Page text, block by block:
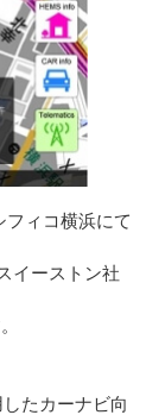
フィコ横浜にて
イーストン社
たカーナビ向